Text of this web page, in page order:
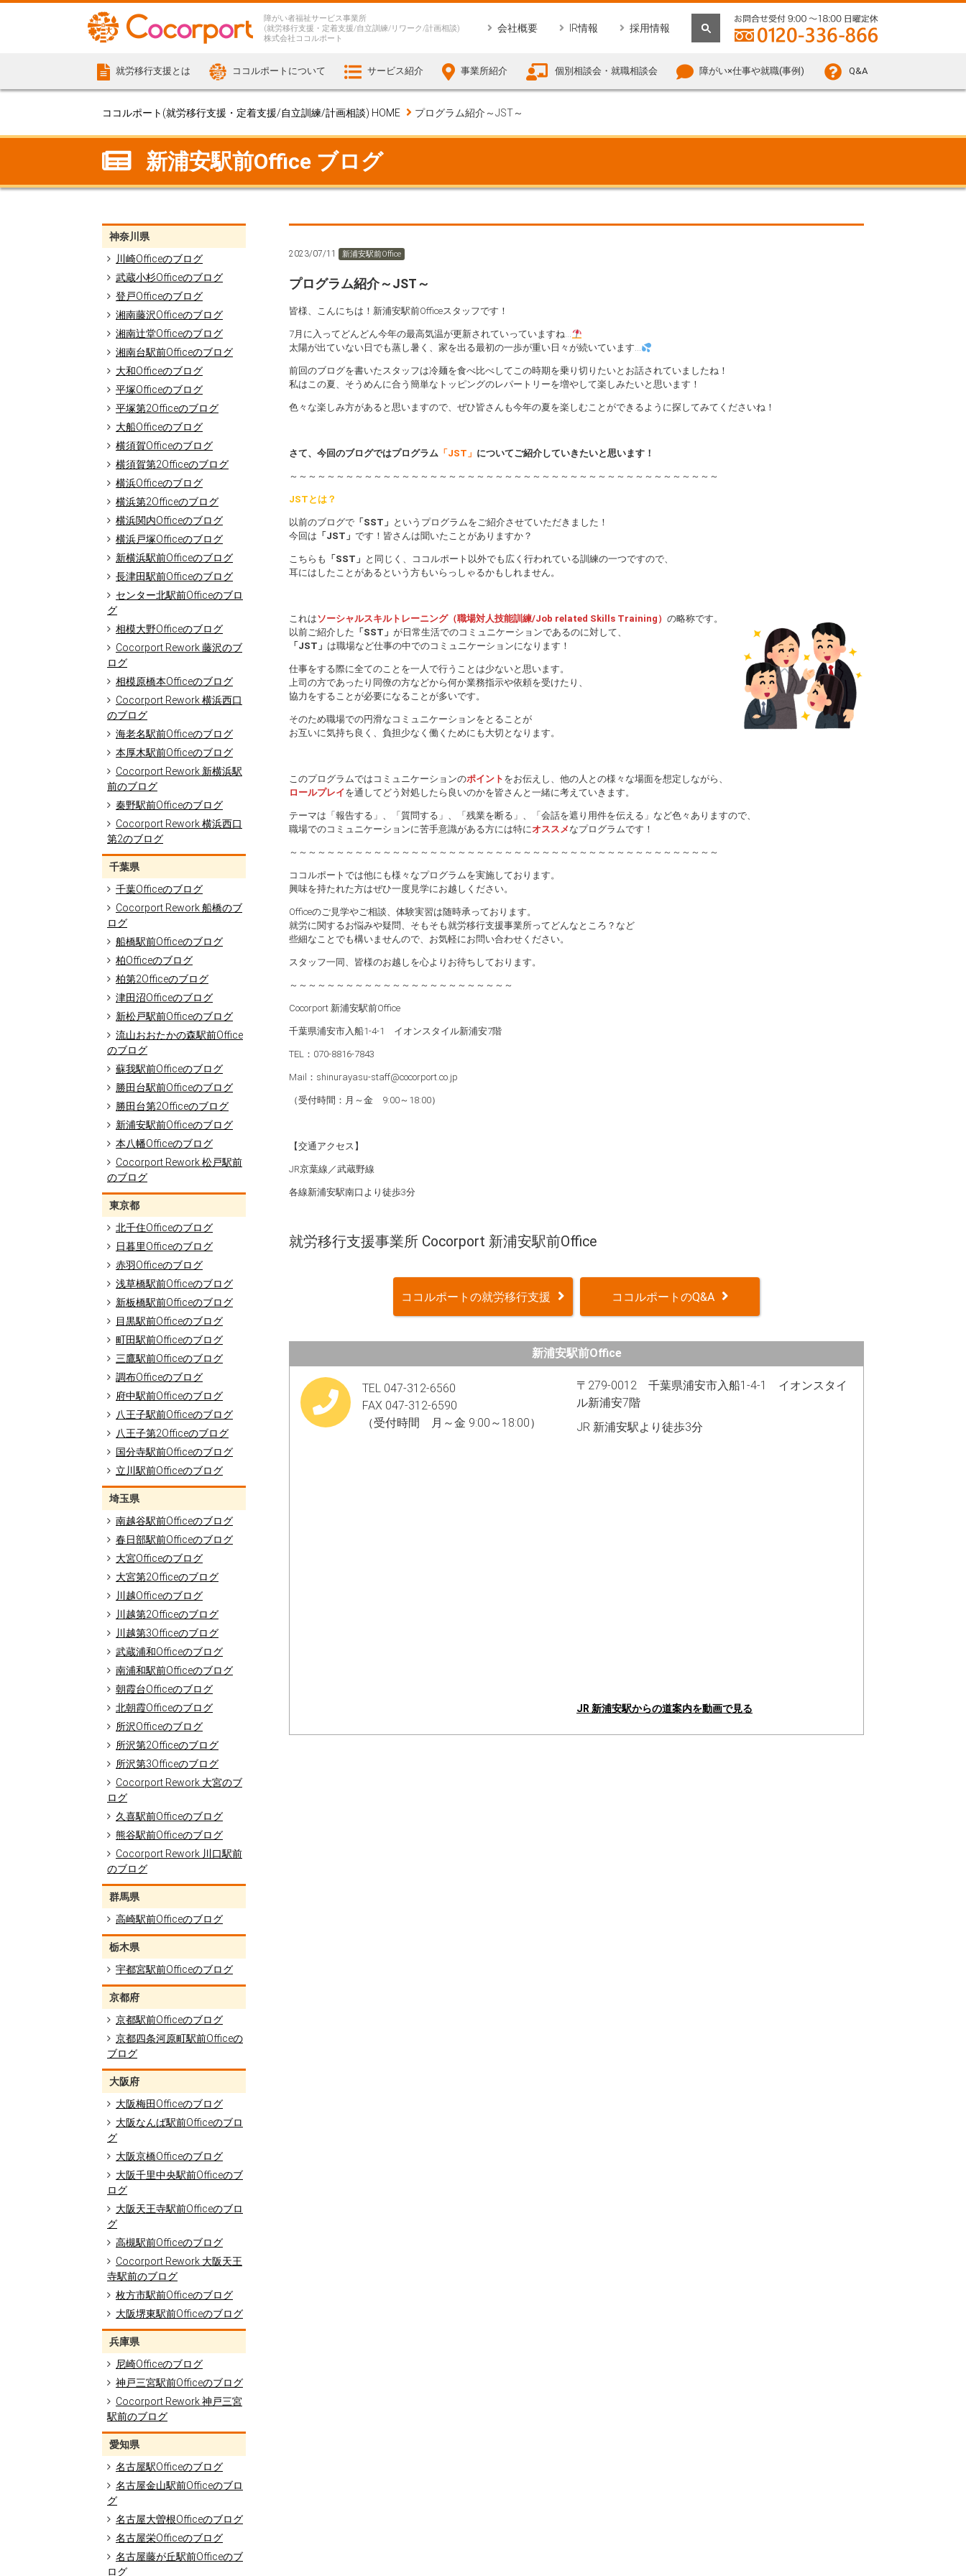
障がい者福祉サービス事業所
(就労移行支援・定着支援/自立訓練/リワーク/計画相談)
株式会社ココルポート
会社概要 IR情報 採用情報
就労移行支援とは ココルポートについて サービス紹介 事業所紹介 個別相談会・就職相談会 障がい×仕事や就職(事例) Q&A
ココルポート(就労移行支援・定着支援/自立訓練/計画相談) HOME プログラム紹介～JST～
新浦安駅前Office ブログ
神奈川県
川崎Officeのブログ
武蔵小杉Officeのブログ
登戸Officeのブログ
湘南藤沢Officeのブログ
湘南辻堂Officeのブログ
湘南台駅前Officeのブログ
大和Officeのブログ
平塚Officeのブログ
平塚第2Officeのブログ
大船Officeのブログ
横須賀Officeのブログ
横須賀第2Officeのブログ
横浜Officeのブログ
横浜第2Officeのブログ
横浜関内Officeのブログ
横浜戸塚Officeのブログ
新横浜駅前Officeのブログ
長津田駅前Officeのブログ
センター北駅前Officeのブロ
グ
相模大野Officeのブログ
Cocorport Rework 藤沢のブ
ログ
相模原橋本Officeのブログ
Cocorport Rework 横浜西口
のブログ
海老名駅前Officeのブログ
本厚木駅前Officeのブログ
Cocorport Rework 新横浜駅
前のブログ
秦野駅前Officeのブログ
Cocorport Rework 横浜西口
第2のブログ
千葉県
千葉Officeのブログ
Cocorport Rework 船橋のブ
ログ
船橋駅前Officeのブログ
柏Officeのブログ
柏第2Officeのブログ
津田沼Officeのブログ
新松戸駅前Officeのブログ
流山おおたかの森駅前Office
のブログ
蘇我駅前Officeのブログ
勝田台駅前Officeのブログ
勝田台第2Officeのブログ
新浦安駅前Officeのブログ
本八幡Officeのブログ
Cocorport Rework 松戸駅前
のブログ
東京都
北千住Officeのブログ
日暮里Officeのブログ
赤羽Officeのブログ
浅草橋駅前Officeのブログ
新板橋駅前Officeのブログ
目黒駅前Officeのブログ
町田駅前Officeのブログ
三鷹駅前Officeのブログ
調布Officeのブログ
府中駅前Officeのブログ
八王子駅前Officeのブログ
八王子第2Officeのブログ
国分寺駅前Officeのブログ
立川駅前Officeのブログ
埼玉県
南越谷駅前Officeのブログ
春日部駅前Officeのブログ
大宮Officeのブログ
大宮第2Officeのブログ
川越Officeのブログ
川越第2Officeのブログ
川越第3Officeのブログ
武蔵浦和Officeのブログ
南浦和駅前Officeのブログ
朝霞台Officeのブログ
北朝霞Officeのブログ
所沢Officeのブログ
所沢第2Officeのブログ
所沢第3Officeのブログ
Cocorport Rework 大宮のブ
ログ
久喜駅前Officeのブログ
熊谷駅前Officeのブログ
Cocorport Rework 川口駅前
のブログ
群馬県
高崎駅前Officeのブログ
栃木県
宇都宮駅前Officeのブログ
京都府
京都駅前Officeのブログ
京都四条河原町駅前Officeの
ブログ
大阪府
大阪梅田Officeのブログ
大阪なんば駅前Officeのブロ
グ
大阪京橋Officeのブログ
大阪千里中央駅前Officeのブ
ログ
大阪天王寺駅前Officeのブロ
グ
高槻駅前Officeのブログ
Cocorport Rework 大阪天王
寺駅前のブログ
枚方市駅前Officeのブログ
大阪堺東駅前Officeのブログ
兵庫県
尼崎Officeのブログ
神戸三宮駅前Officeのブログ
Cocorport Rework 神戸三宮
駅前のブログ
愛知県
名古屋駅Officeのブログ
名古屋金山駅前Officeのブロ
グ
名古屋大曽根Officeのブログ
名古屋栄Officeのブログ
名古屋藤が丘駅前Officeのブ
ログ
2023/07/11 新浦安駅前Office
プログラム紹介～JST～
皆様、こんにちは！新浦安駅前Officeスタッフです！
7月に入ってどんどん今年の最高気温が更新されていっていますね…
太陽が出ていない日でも蒸し暑く、家を出る最初の一歩が重い日々が続いています…
前回のブログを書いたスタッフは冷麺を食べ比べしてこの時期を乗り切りたいとお話されていましたね！
私はこの夏、そうめんに合う簡単なトッピングのレパートリーを増やして楽しみたいと思います！
色々な楽しみ方があると思いますので、ぜひ皆さんも今年の夏を楽しむことができるように探してみてくださいね！
さて、今回のブログではプログラム 「JST」 についてご紹介していきたいと思います！
～～～～～～～～～～～～～～～～～～～～～～～～～～～～～～～～～～～～～～～～～～～～～～
JSTとは？
以前のブログで 「SST」 というプログラムをご紹介させていただきました！
今回は 「JST」 です！皆さんは聞いたことがありますか？
こちらも 「SST」 と同じく、ココルポート以外でも広く行われている訓練の一つですので、
耳にはしたことがあるという方もいらっしゃるかもしれません。
これはソーシャルスキルトレーニング（職場対人技能訓練/Job related Skills Training） の略称です。
以前ご紹介した 「SST」 が日常生活でのコミュニケーションであるのに対して、
「JST」 は職場など仕事の中でのコミュニケーションになります！
仕事をする際に全てのことを一人で行うことは少ないと思います。
上司の方であったり同僚の方などから何か業務指示や依頼を受けたり、
協力をすることが必要になることが多いです。
そのため職場での円滑なコミュニケーションをとることが
お互いに気持ち良く、負担少なく働くためにも大切となります。
このプログラムではコミュニケーションのポイント をお伝えし、他の人との様々な場面を想定しながら、
ロールプレイを通してどう対処したら良いのかを皆さんと一緒に考えていきます。
テーマは「報告する」、「質問する」、「残業を断る」、「会話を遮り用件を伝える」など色々ありますので、
職場でのコミュニケーションに苦手意識がある方には特にオススメ なプログラムです！
～～～～～～～～～～～～～～～～～～～～～～～～～～～～～～～～～～～～～～～～～～～～～～
ココルポートでは他にも様々なプログラムを実施しております。
興味を持たれた方はぜひ一度見学にお越しください。
Officeのご見学やご相談、体験実習は随時承っております。
就労に関するお悩みや疑問、そもそも就労移行支援事業所ってどんなところ？など
些細なことでも構いませんので、お気軽にお問い合わせください。
スタッフ一同、皆様のお越しを心よりお待ちしております。
～～～～～～～～～～～～～～～～～～～～～～～～
Cocorport 新浦安駅前Office
千葉県浦安市入船1-4-1 イオンスタイル新浦安7階
TEL：070-8816-7843
Mail：shinurayasu-staff@cocorport.co.jp
（受付時間：月～金 9:00～18:00）
【交通アクセス】
JR京葉線／武蔵野線
各線新浦安駅南口より徒歩3分
就労移行支援事業所 Cocorport 新浦安駅前Office
ココルポートの就労移行支援 ココルポートのQ&A
新浦安駅前Office
TEL 047-312-6560
FAX 047-312-6590
（受付時間 月～金 9:00～18:00）
〒279-0012 千葉県浦安市入船1-4-1 イオンスタイ
ル新浦安7階​
JR 新浦安駅より徒歩3分
JR 新浦安駅からの道案内を動画で見る